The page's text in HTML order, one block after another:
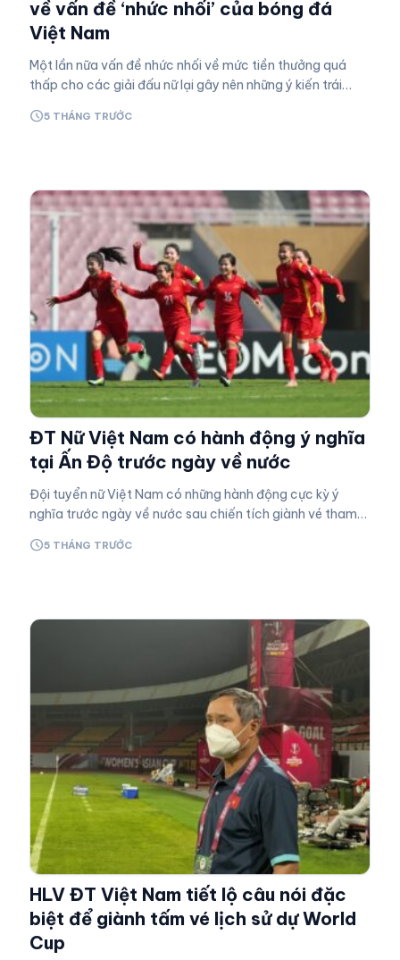
về vấn đề ‘nhức nhối’ của bóng đá
Việt Nam
Một lần nữa vấn đề nhức nhối về mức tiền thưởng quá
thấp cho các giải đấu nữ lại gây nên những ý kiến trái
schedule5 THÁNG TRƯỚC
ĐT Nữ Việt Nam có hành động ý nghĩa
tại Ấn Độ trước ngày về nước
Đội tuyển nữ Việt Nam có những hành động cực kỳ ý
nghĩa trước ngày về nước sau chiến tích giành vé tham
VCK…
schedule5 THÁNG TRƯỚC
HLV ĐT Việt Nam tiết lộ câu nói đặc
biệt để giành tấm vé lịch sử dự World
Cup